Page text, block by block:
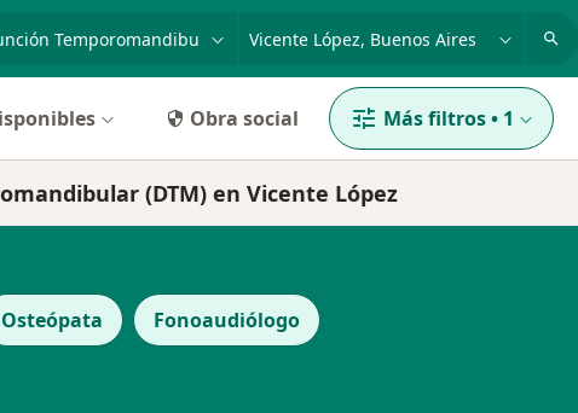
enfermedad o nombrep. ej. Buenos Aires
Obra social Más filtros• 1
(DTM) en Vicente López
Osteópata Fonoaudiólogo